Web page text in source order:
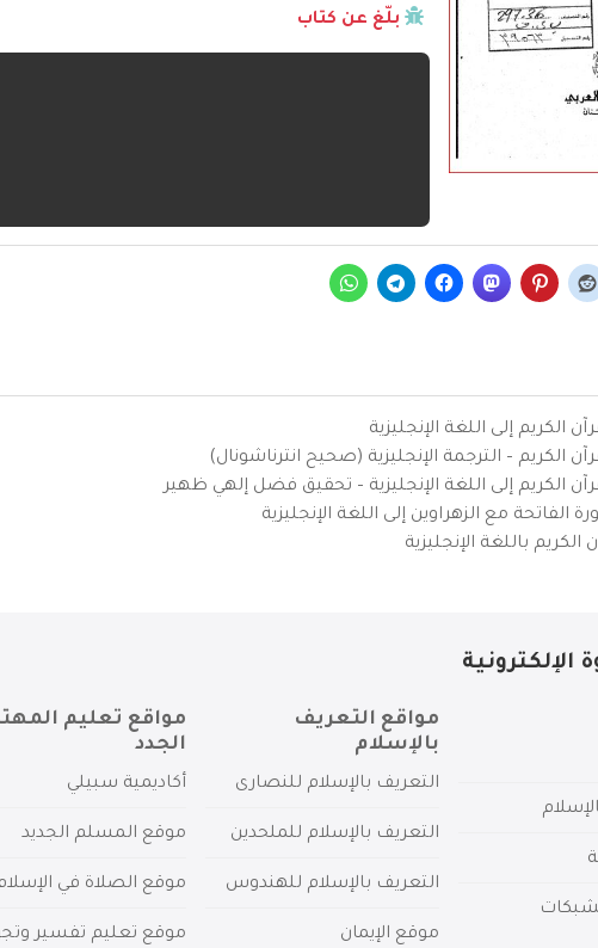
بلّغ عن كتاب
الكريم إلى اللغة الإنجليزية
الكريم – الترجمة الإنجليزية (صحيح انترناشونال)
الكريم إلى اللغة الإنجليزية – تحقيق فضل إلهي ظهير
الفاتحة مع الزهراوين إلى اللغة الإنجليزية
الكريم باللغة الإنجليزية
الإلكترونية
مواقع التعريف
بالإسلام
التعريف بالإسلام للنصارى
التعريف بالإسلام للملحدين
التعريف بالإسلام للهندوس
موقع الإيمان
مواقع تعليم
الجدد
أكاديمية سبيلي
موقع المسلم الجديد
موقع الصلاة في
موقع تعليم تفسير